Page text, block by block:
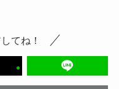
てね！